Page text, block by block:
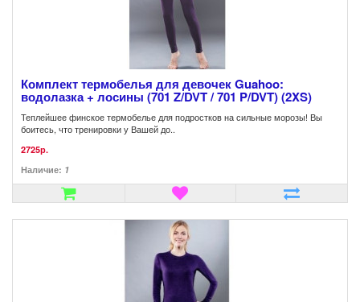
Комплект термобелья для девочек Guahoo:
водолазка + лосины (701 Z/DVT / 701 P/DVT) (2XS)
Теплейшее финское термобелье для подростков на сильные морозы! Вы
боитесь, что тренировки у Вашей до..
2725р.
Наличие: 1